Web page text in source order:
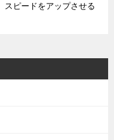
スピードをアップさせる